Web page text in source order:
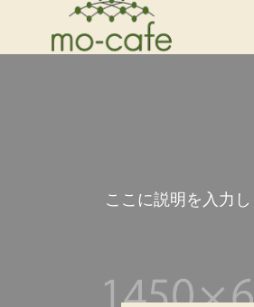
こ こ に説明を 入 力 し